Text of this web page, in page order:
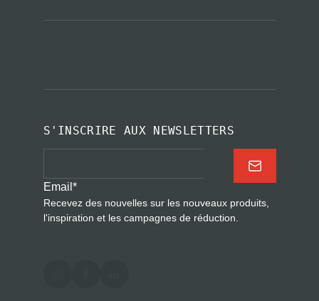
S'INSCRIRE AUX NEWSLETTERS
Email *
Recevez des nouvelles sur les nouveaux produits,
l'inspiration et les campagnes de réduction.